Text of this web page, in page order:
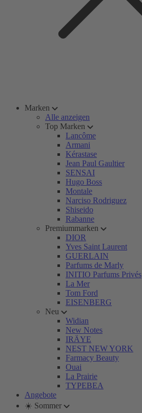
Marken
Alle anzeigen
Top Marken
Lancôme
Armani
Kérastase
Jean Paul Gaultier
SENSAI
Hugo Boss
Montale
Narciso Rodriguez
Shiseido
Rabanne
Premiummarken
DIOR
Yves Saint Laurent
GUERLAIN
Parfums de Marly
INITIO Parfums Privés
La Mer
Tom Ford
EISENBERG
Neu
Widian
New Notes
IRÄYE
NEST NEW YORK
Farmacy Beauty
Ouai
La Prairie
TYPEBEA
Angebote
☀️ Sommer